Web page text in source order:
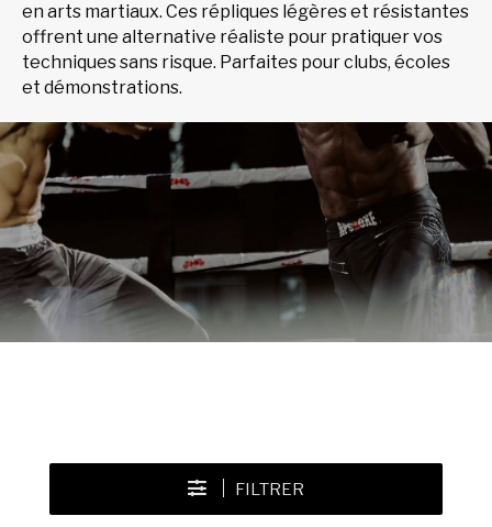
en arts martiaux. Ces répliques légères et résistantes
offrent une alternative réaliste pour pratiquer vos
techniques sans risque. Parfaites pour clubs, écoles
et démonstrations.
FILTRER